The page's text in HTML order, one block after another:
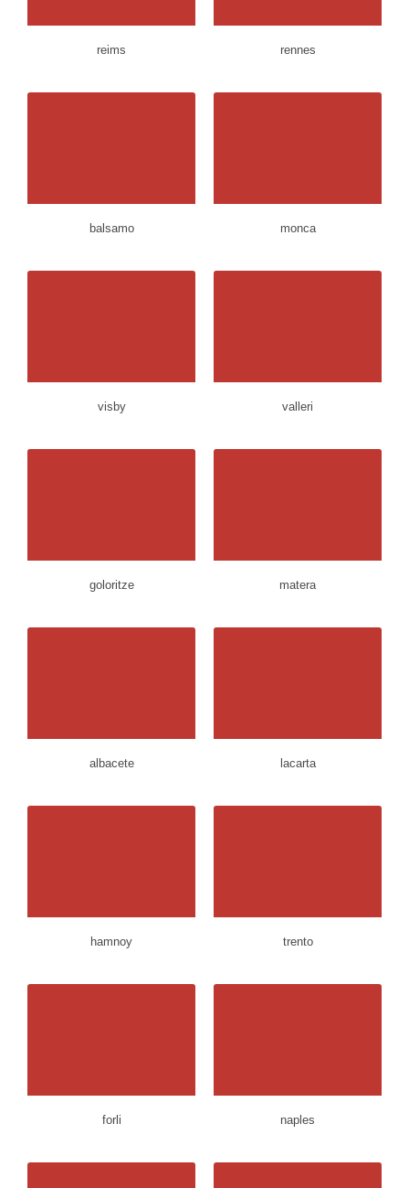
reims rennes
balsamo monca
visby valleri
goloritze matera
albacete lacarta
hamnoy trento
forli naples